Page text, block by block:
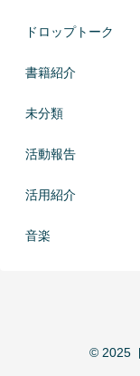
ドロップトーク
書籍紹介
未分類
活動報告
活用紹介
音楽
© 2025